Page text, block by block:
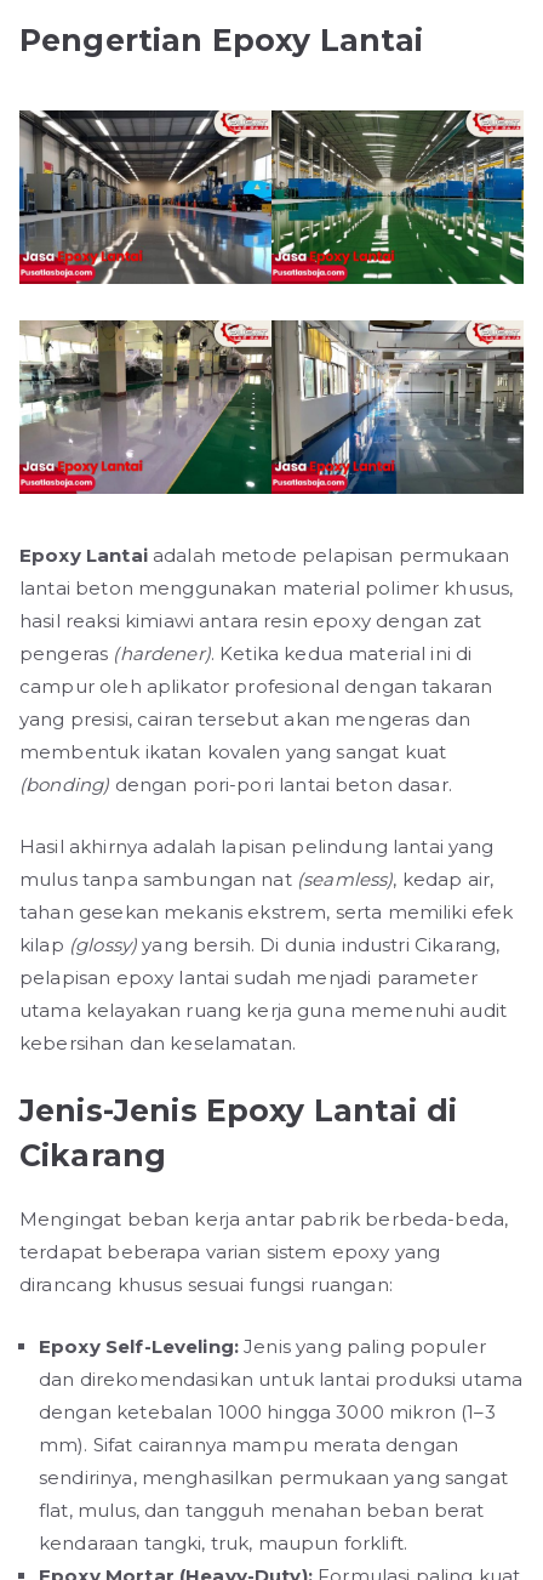
Pengertian Epoxy Lantai
Epoxy Lantaiadalah metode pelapisan permukaan
lantai beton menggunakan material polimer khusus,
hasil reaksi kimiawi antara resin epoxy dengan zat
pengeras (hardener). Ketika kedua material ini di
campur oleh aplikator profesional dengan takaran
yang presisi, cairan tersebut akan mengeras dan
membentuk ikatan kovalen yang sangat kuat
(bonding) dengan pori-pori lantai beton dasar.
Hasil akhirnya adalah lapisan pelindung lantai yang
mulus tanpa sambungan nat (seamless), kedap air,
tahan gesekan mekanis ekstrem, serta memiliki efek
kilap (glossy) yang bersih. Di dunia industri Cikarang,
pelapisan epoxy lantai sudah menjadi parameter
utama kelayakan ruang kerja guna memenuhi audit
kebersihan dan keselamatan.
Jenis-Jenis Epoxy Lantai di
Cikarang
Mengingat beban kerja antar pabrik berbeda-beda,
terdapat beberapa varian sistem epoxy yang
dirancang khusus sesuai fungsi ruangan:
Epoxy Self-Leveling: Jenis yang paling populer
dan direkomendasikan untuk lantai produksi utama
dengan ketebalan 1000 hingga 3000 mikron (1–3
mm). Sifat cairannya mampu merata dengan
sendirinya, menghasilkan permukaan yang sangat
flat, mulus, dan tangguh menahan beban berat
kendaraan tangki, truk, maupun forklift.